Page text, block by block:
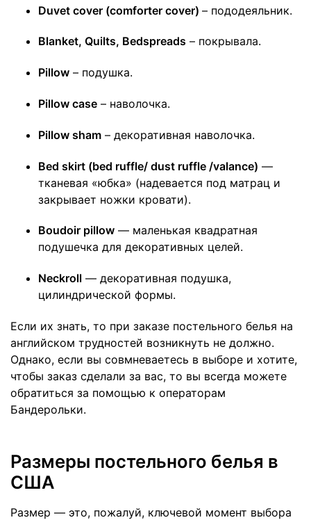
Duvet cover (comforter cover) – пододеяльник.
Blanket, Quilts, Bedspreads – покрывала.
Pillow – подушка.
Pillow case – наволочка.
Pillow sham – декоративная наволочка.
Bed skirt (bed ruffle/ dust ruffle /valance) —
тканевая «юбка» (надевается под матрац и
закрывает ножки кровати).
Boudoir pillow — маленькая квадратная
подушечка для декоративных целей.
Neckroll — декоративная подушка,
цилиндрической формы.
Если их знать, то при заказе постельного белья на
английском трудностей возникнуть не должно.
Однако, если вы совмневаетесь в выборе и хотите,
чтобы заказ сделали за вас, то вы всегда можете
обратиться за помощью к операторам
Бандерольки.
Размеры постельного белья в
США
Размер — это, пожалуй, ключевой момент выбора